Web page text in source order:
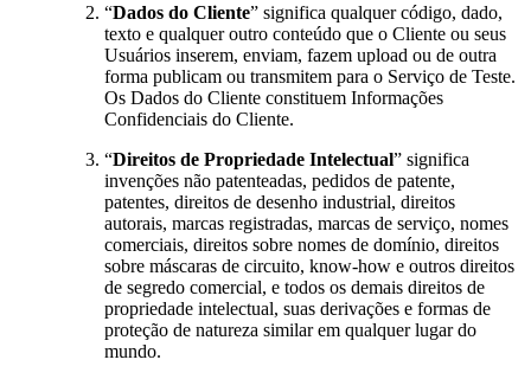
“Dados do Cliente” significa qualquer código, dado,
texto e qualquer outro conteúdo que o Cliente ou seus
Usuários inserem, enviam, fazem upload ou de outra
forma publicam ou transmitem para o Serviço de Teste.
Os Dados do Cliente constituem Informações
Confidenciais do Cliente.
“Direitos de Propriedade Intelectual” significa
invenções não patenteadas, pedidos de patente,
patentes, direitos de desenho industrial, direitos
autorais, marcas registradas, marcas de serviço, nomes
comerciais, direitos sobre nomes de domínio, direitos
sobre máscaras de circuito, know-how e outros direitos
de segredo comercial, e todos os demais direitos de
propriedade intelectual, suas derivações e formas de
proteção de natureza similar em qualquer lugar do
mundo.